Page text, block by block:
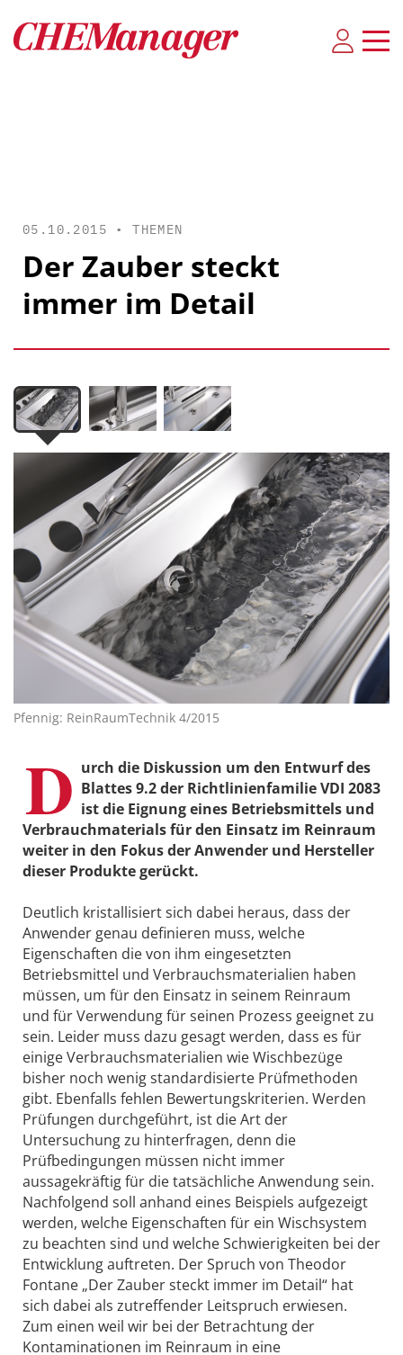
05.10.2015 •THEMEN
Der Zauber steckt
immer im Detail
Pfennig: ReinRaumTechnik 4/2015
D urch die Diskussion um den Entwurf des
Blattes 9.2 der Richt­linien­­familie VDI 2083
ist die Eignung eines Betriebsmittels und
Verbrauch­materials für den Einsatz im Reinraum
weiter in den Fokus der Anwender und Hersteller
dieser Produkte gerückt.
Deutlich kristallisiert sich dabei heraus, dass der
Anwender genau definieren muss, welche
Eigenschaften die von ihm eingesetzten
Betriebsmittel und Verbrauchsmaterialien haben
müssen, um für den Einsatz in seinem Reinraum
und für Verwendung für seinen Prozess geeignet zu
sein. Leider muss dazu gesagt werden, dass es für
einige Verbrauchsmaterialien wie Wischbezüge
bisher noch wenig standardisierte Prüfmethoden
gibt. Ebenfalls fehlen Bewertungskriterien. Werden
Prüfungen durchgeführt, ist die Art der
Untersuchung zu hinterfragen, denn die
Prüfbedingungen müssen nicht immer
aussagekräftig für die tatsächliche Anwendung sein.
Nachfolgend soll anhand eines Beispiels aufgezeigt
werden, welche Eigenschaften für ein Wischsystem
zu beachten sind und welche Schwierigkeiten bei der
Entwicklung auftreten. Der Spruch von Theodor
Fontane „Der Zauber steckt immer im Detail“ hat
sich dabei als zutreffender Leitspruch erwiesen.
Zum einen weil wir bei der Betrachtung der
Kontaminationen im Reinraum in eine